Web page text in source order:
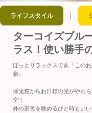
ライフスタイル ｜
ターコイズブル
ラス！使い勝手
ほっとリラックスでき「この
家。
採光窓からお日様の光がやわ
室！
外の景色を眺めるひと時もい